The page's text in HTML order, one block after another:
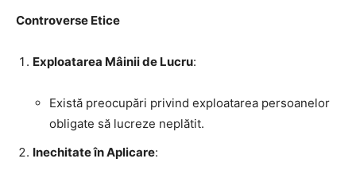
Controverse Etice
Exploatarea Mâinii de Lucru:
Există preocupări privind exploatarea persoanelor
obligate să lucreze neplătit.
Inechitate în Aplicare: